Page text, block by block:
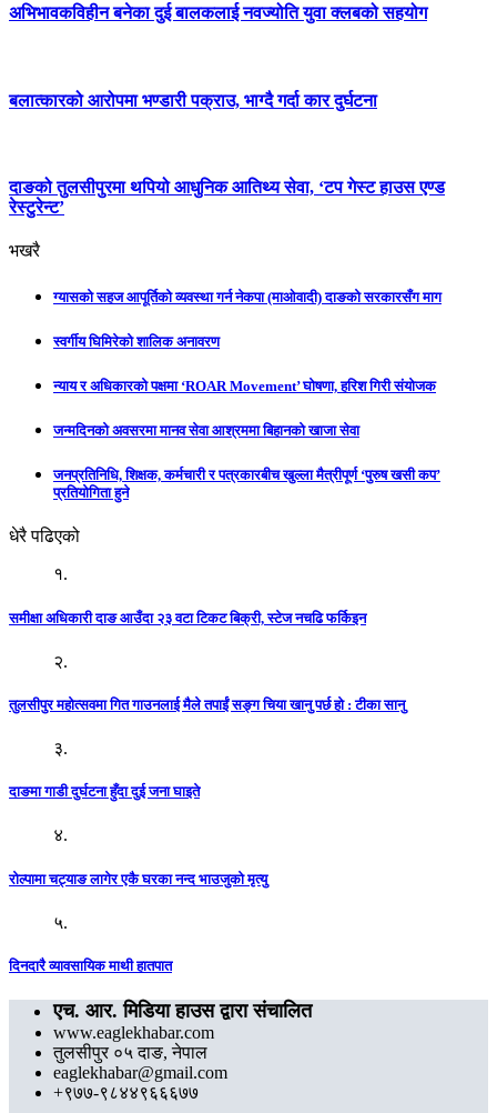
अभिभावकविहीन बनेका दुई बालकलाई नवज्योति युवा क्लबको सहयोग
बलात्कारको आरोपमा भण्डारी पक्राउ, भाग्दै गर्दा कार दुर्घटना
दाङको तुलसीपुरमा थपियो आधुनिक आतिथ्य सेवा, ‘टप गेस्ट हाउस एण्ड
रेस्टुरेन्ट’
भखरै
ग्यासको सहज आपूर्तिको व्यवस्था गर्न नेकपा (माओवादी) दाङको सरकारसँग माग
स्वर्गीय घिमिरेको शालिक अनावरण
न्याय र अधिकारको पक्षमा ‘ROAR Movement’ घोषणा, हरिश गिरी संयोजक
जन्मदिनको अवसरमा मानव सेवा आश्रममा बिहानको खाजा सेवा
जनप्रतिनिधि, शिक्षक, कर्मचारी र पत्रकारबीच खुल्ला मैत्रीपूर्ण ‘पुरुष खसी कप’
प्रतियोगिता हुने
धेरै पढिएको
१.
समीक्षा अधिकारी दाङ आउँदा २३ वटा टिकट बिक्री, स्टेज नचढि फर्किइन
२.
तुलसीपुर महोत्सवमा गित गाउनलाई मैले तपाईं सङ्ग चिया खानु पर्छ हो : टीका सानु
३.
दाङमा गाडी दुर्घटना हुँदा दुई जना घाइते
४.
रोल्पामा चट्याङ लागेर एकै घरका नन्द भाउजुको मृत्यु
५.
दिनदारै व्यावसायिक माथी हातपात
एच. आर. मिडिया हाउस द्वारा संचालित
www.eaglekhabar.com
तुलसीपुर ०५ दाङ, नेपाल
eaglekhabar@gmail.com
+९७७-९८४४९६६६७७